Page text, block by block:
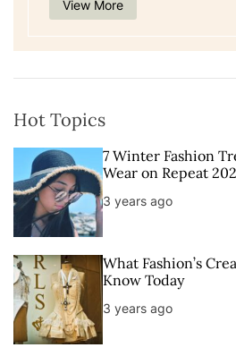
View More
Hot Topics
7 Winter Fashion
Wear on Repeat
3 years ago
What Fashion’s
Know Today
3 years ago